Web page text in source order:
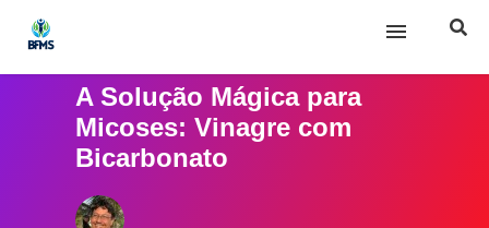
Início
Sobre nós
A Solução Mágica para
Micoses: Vinagre com
Bicarbonato